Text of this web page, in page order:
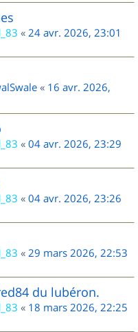
« 24 avr. 2026, 23:01
« 16 avr. 2026,
« 04 avr. 2026, 23:29
« 04 avr. 2026, 23:26
« 29 mars 2026, 22:53
du lubéron.
« 18 mars 2026, 22:25